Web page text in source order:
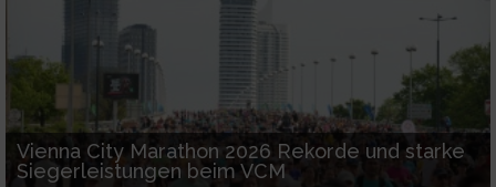
Vienna City Marathon 2026 Rekorde und starke
Siegerleistungen beim VCM